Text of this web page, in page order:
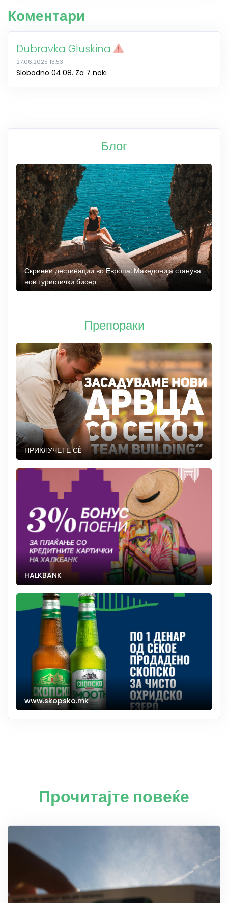
Коментари
Dubravka Gluskina
27.06.2025 13:53
Slobodno 04.08. Za 7 noki
Блог
Скриени дестинации во Европа: Македонија станува
нов туристички бисер
Препораки
ПРИКЛУЧЕТЕ СÈ
HALKBANK
www.skopsko.mk
Прочитајте повеќе